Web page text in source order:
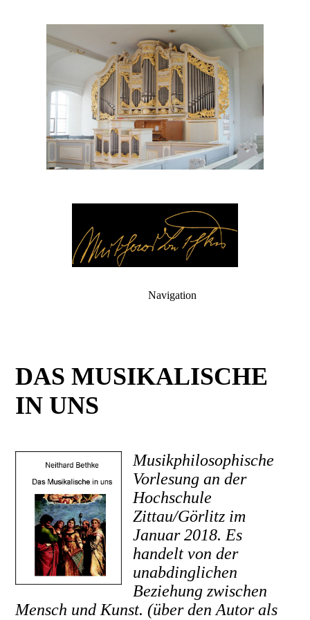
Navigation
DAS MUSIKALISCHE
IN UNS
Musikphilosophische
Vorlesung an der
Hochschule
Zittau/Görlitz im
Januar 2018. Es
handelt von der
unabdinglichen
Beziehung zwischen
Mensch und Kunst. (über den Autor als